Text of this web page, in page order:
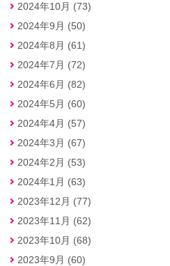
2024年10月 (73)
2024年9月 (50)
2024年8月 (61)
2024年7月 (72)
2024年6月 (82)
2024年5月 (60)
2024年4月 (57)
2024年3月 (67)
2024年2月 (53)
2024年1月 (63)
2023年12月 (77)
2023年11月 (62)
2023年10月 (68)
2023年9月 (60)